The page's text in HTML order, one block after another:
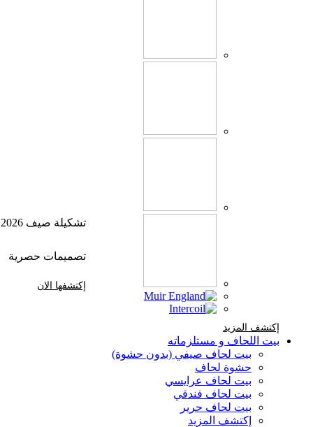
إكتشف المزيد
تشكيلة صيف 2026
تصميمات حصرية
إكتشفها الان
بيت اللحاف و مستلزماته
بيت لحاف صيفي (بدون حشوة)
حشوة لحاف
بيت لحاف عرايسي
بيت لحاف فندقي
بيت لحاف حرير
إكتشف المزيد